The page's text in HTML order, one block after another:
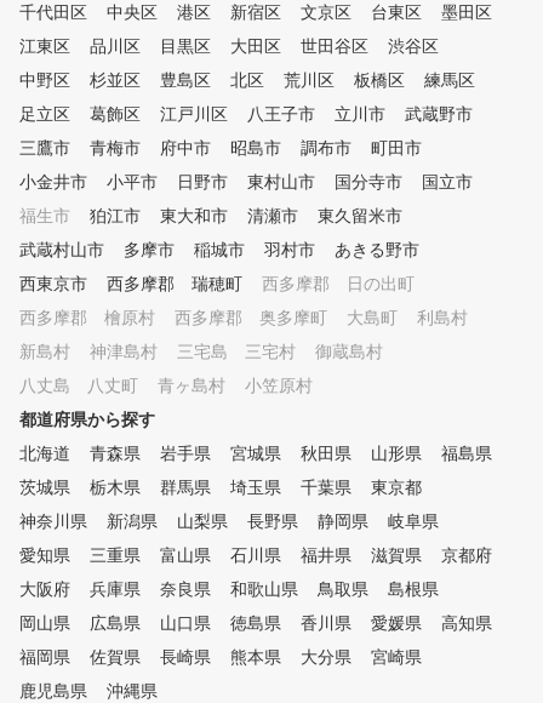
千代田区
中央区 港区 新宿区 文京区 台東区
墨田区
江東区
品川区 目黒区 大田区 世田谷区
渋谷区
中野区
杉並区 豊島区 北区 荒川区 板橋区
練馬区
足立区
葛飾区 江戸川区 八王子市 立川市
武蔵野市
三鷹市
青梅市 府中市 昭島市 調布市
町田市
小金井市
小平市 日野市 東村山市 国分寺市
国立市
福生市
狛江市 東大和市 清瀬市
東久留米市
武蔵村山市
多摩市 稲城市 羽村市
あきる野市
西東京市
西多摩郡 瑞穂町
西多摩郡 日の出町
西多摩郡 檜原村
西多摩郡 奥多摩町 大島町
利島村
新島村
神津島村 三宅島 三宅村
御蔵島村
八丈島 八丈町
青ヶ島村
小笠原村
都道府県から探す
北海道
青森県 岩手県 宮城県 秋田県 山形県
福島県
茨城県
栃木県 群馬県 埼玉県 千葉県
東京都
神奈川県
新潟県 山梨県 長野県 静岡県
岐阜県
愛知県
三重県 富山県 石川県 福井県 滋賀県
京都府
大阪府
兵庫県 奈良県 和歌山県 鳥取県
島根県
岡山県
広島県 山口県 徳島県 香川県 愛媛県
高知県
福岡県
佐賀県 長崎県 熊本県 大分県
宮崎県
鹿児島県
沖縄県